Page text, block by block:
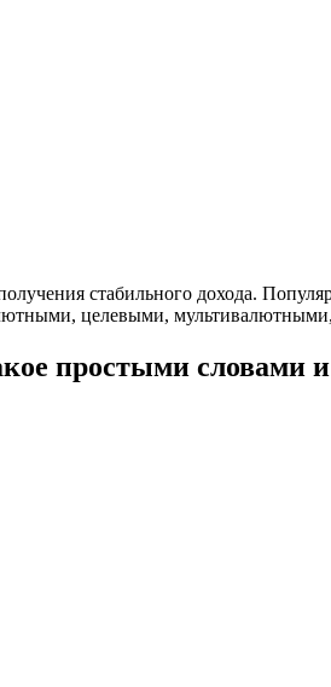
стабильного дохода.
целевыми, мультивалютными,
простыми словами и